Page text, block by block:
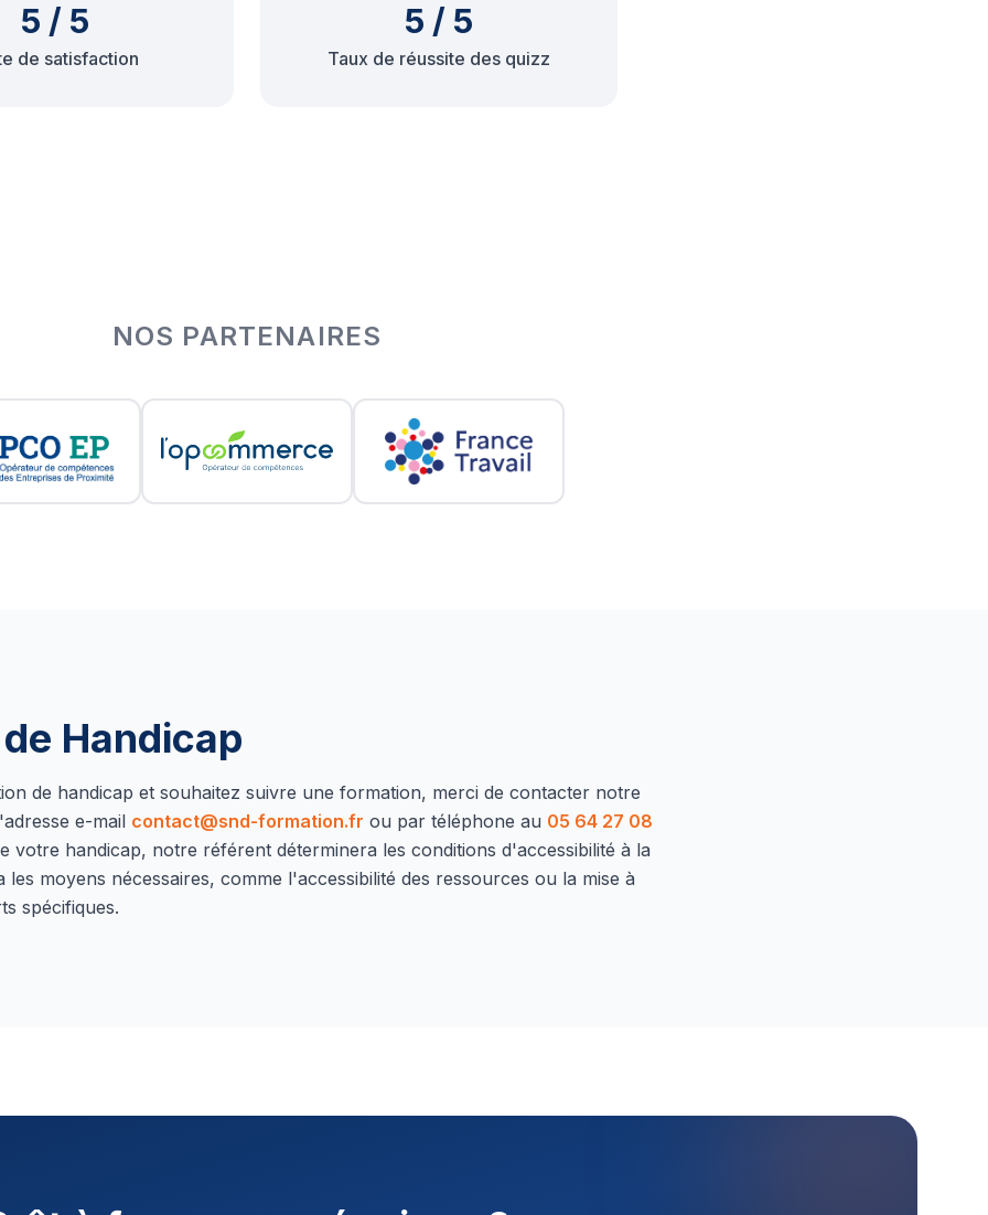
5 / 5
de satisfaction
5 / 5
Taux de réussite des quizz
NOS PARTENAIRES
Handicap
de handicap et souhaitez suivre une formation, merci de contacter notre
e-mail contact@snd-formation.fr ou par téléphone au 05 64 27 08
votre handicap, notre référent déterminera les conditions d'accessibilité à la
moyens nécessaires, comme l'accessibilité des ressources ou la mise à
spécifiques.